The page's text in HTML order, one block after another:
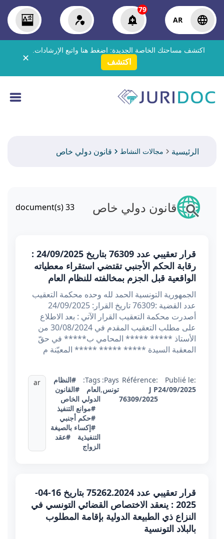
AR
79
اكتشف مساحتك الخاصة الجديدة: اضغط هنا واتبع الإرشادات.
اكتشف ✕
الرئيسية مجالات النشاط قانون دولي خاص
قانون دولي خاص 33
قرار تعقيبي عدد 76309 بتاريخ 24/09/2025 :
رقابة الحكم الأجنبي تقتضي استقراء معطياته
الواقعية قبل الجزم بمخالفته للنظام العام
الجمهورية التونسية الحمد لله وحده محكمة التعقيب
عدد القضية :76309 تاريخ القرار: 24/09/2025
أصدرت محكمة التعقيب القرار الآتي : بعد الاطلاع
على مطلب التعقيب المقدم في 30/08/2024 من
الأستاذ ***** ***** المحامي ب***** في حقّ
المعقبة السيدة ***** ***** ***** المعيّنة م
Publié le:
24/09/2025
Référence:
J P
76309/2025
Pays:
تونس,
Tags:
#النظام
العام
#القانون
الدولي الخاص
#موانع التنفيذ
#حكم أجنبي
#إكساء بالصيغة
التنفيذية
#عقد
الزواج
ar
قرار تعقيبي عدد 75262.2024 بتاريخ 16-04-
2025 : ينعقد الاختصاص القضائي التونسي في
النزاع ذي الطبيعة الدولية بإقامة المطلوب
بالبلاد التونسية